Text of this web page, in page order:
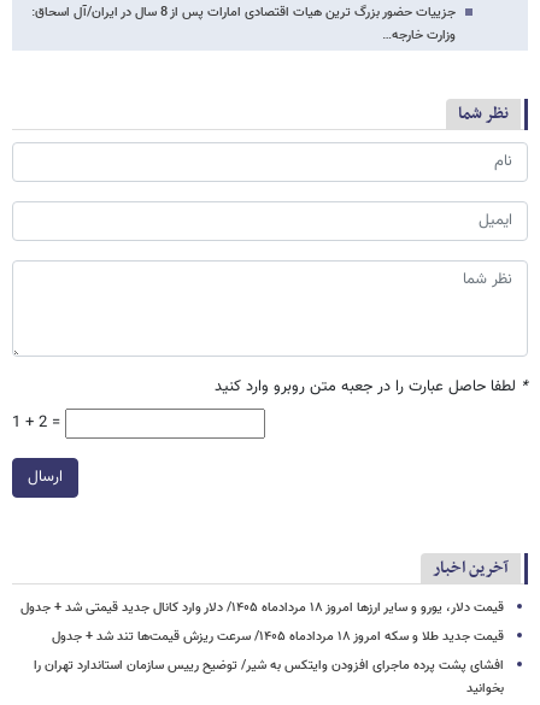
جزییات حضور بزرگ ترین هیات اقتصادی امارات پس از 8 سال در ایران/آل اسحاق:
وزارت خارجه…
نظر شما
* لطفا حاصل عبارت را در جعبه متن روبرو وارد کنید
1 + 2 =
ارسال
آخرین اخبار
قیمت دلار، یورو و سایر ارزها امروز ۱۸ مردادماه ۱۴۰۵/ دلار وارد کانال جدید قیمتی شد + جدول
قیمت جدید طلا و سکه امروز ۱۸ مردادماه ۱۴۰۵/ سرعت ریزش قیمت‌ها تند شد + جدول
افشای پشت پرده ماجرای افزودن وایتکس به شیر/ توضیح رییس سازمان استاندارد تهران را
بخوانید